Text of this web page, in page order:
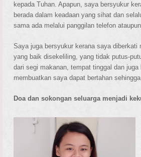
kepada Tuhan. Apapun, saya bersyukur
berada dalam keadaan yang sihat dan
sama ada melalui panggilan telefon
Saya juga bersyukur kerana saya diberkati
yang baik disekeliling, yang tidak putus-
dari segi makanan, tempat tinggal dan juga
membuatkan saya dapat bertahan
Doa dan sokongan seluarga menjadi